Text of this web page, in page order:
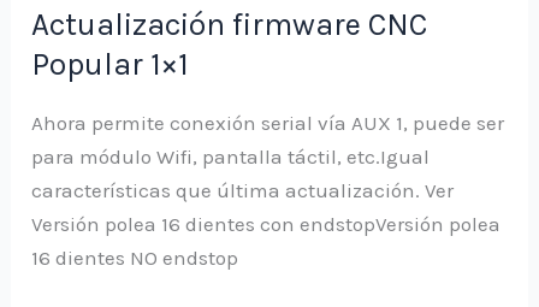
Actualización firmware CNC
Popular 1×1
Ahora permite conexión serial vía AUX 1, puede ser
para módulo Wifi, pantalla táctil, etc.Igual
características que última actualización. Ver
Versión polea 16 dientes con endstopVersión polea
16 dientes NO endstop